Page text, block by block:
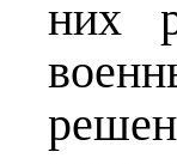
них